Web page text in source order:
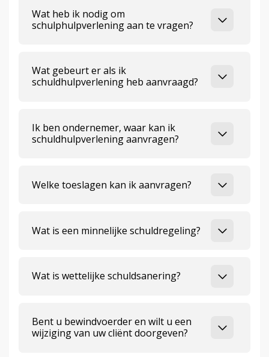
Wat heb ik nodig om
schulphulpverlening aan te vragen?
Wat gebeurt er als ik
schuldhulpverlening heb aanvraagd?
Ik ben ondernemer, waar kan ik
schuldhulpverlening aanvragen?
Welke toeslagen kan ik aanvragen?
Wat is een minnelijke schuldregeling?
Wat is wettelijke schuldsanering?
Bent u bewindvoerder en wilt u een
wijziging van uw cliënt doorgeven?